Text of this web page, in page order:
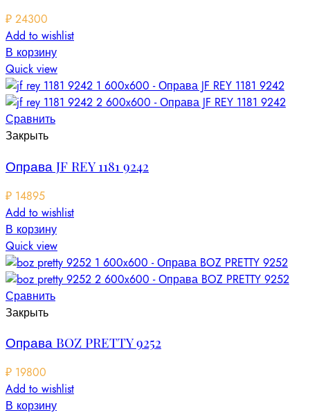
₽ 24300
Add to wishlist
В корзину
Quick view
Сравнить
Закрыть
Оправа JF REY 1181 9242
₽ 14895
Add to wishlist
В корзину
Quick view
Сравнить
Закрыть
Оправа BOZ PRETTY 9252
₽ 19800
Add to wishlist
В корзину